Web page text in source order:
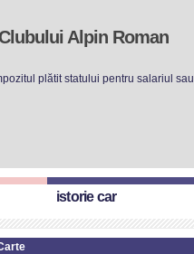
Alpin Roman
plătit statului pentru salariul sau
istorie car